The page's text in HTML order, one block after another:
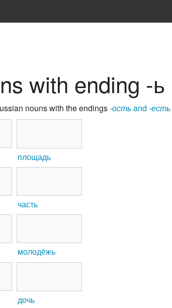
with ending -ь
nouns with the endings-остьand -есть
площадь
часть
молодёжь
дочь